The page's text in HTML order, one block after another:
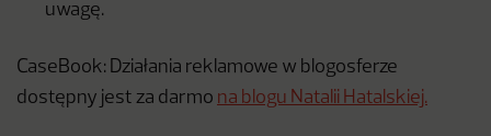
uwagę.
CaseBook: Działania reklamowe w blogosferze
dostępny jest za darmo na blogu Natalii Hatalskiej.